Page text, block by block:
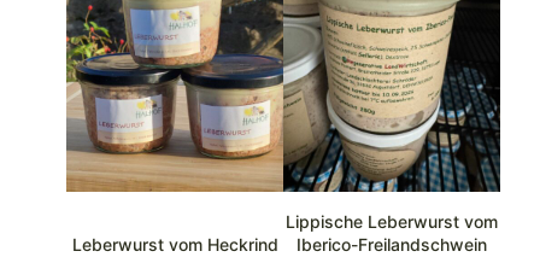
Leberwurst vom Heckrind
Lippische Leberwurst vom
Iberico-Freilandschwein